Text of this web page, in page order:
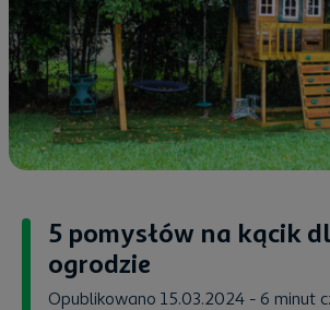
5 pomysłów na kącik
ogrodzie
Opublikowano 15.03.2024 - 6 minut